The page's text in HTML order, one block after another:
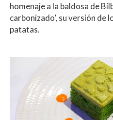
homenaje a la baldosa de
carbonizado’, su versión de
patatas.